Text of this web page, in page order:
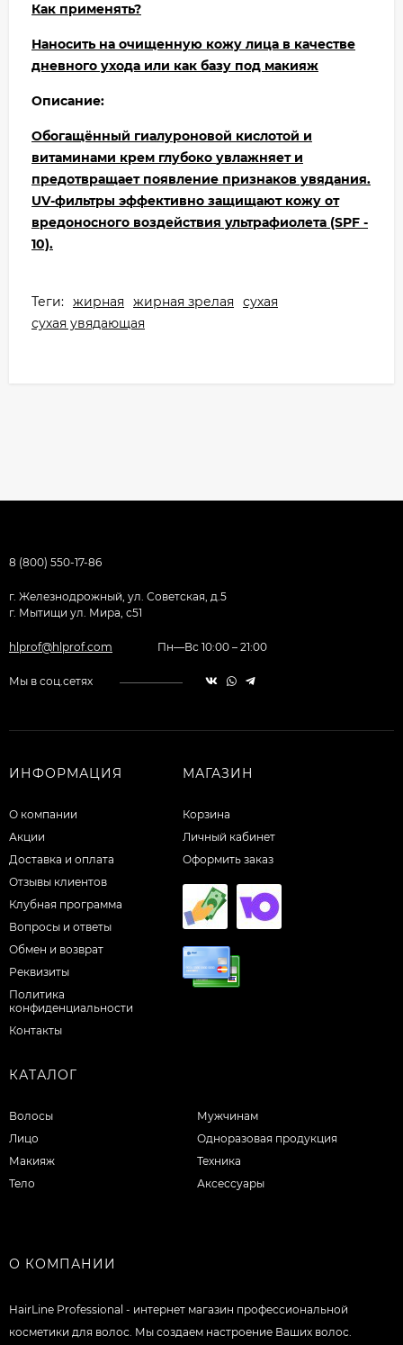
Как применять?
Наносить на очищенную кожу лица в качестве
дневного ухода или как базу под макияж
Описание:
Обогащённый гиалуроновой кислотой и
витаминами крем глубоко увлажняет и
предотвращает появление признаков увядания.
UV-фильтры эффективно защищают кожу от
вредоносного воздействия ультрафиолета (SPF -
10).
Теги: жирная жирная зрелая
сухая
сухая увядающая
8 (800) 550-17-86
г. Железнодрожный, ул. Советская, д.5
г. Мытищи ул. Мира, с51
hlprof@hlprof.com Пн—Вс 10:00 – 21:00
Мы в соц.сетях
ИНФОРМАЦИЯ
О компании
Акции
Доставка и оплата
Отзывы клиентов
Клубная программа
Вопросы и ответы
Обмен и возврат
Реквизиты
Политика
конфиденциальности
Контакты
МАГАЗИН
Корзина
Личный кабинет
Оформить заказ
КАТАЛОГ
Волосы
Лицо
Макияж
Тело
Мужчинам
Одноразовая продукция
Техника
Аксессуары
О КОМПАНИИ
HairLine Professional - интернет магазин профессиональной
косметики для волос. Мы создаем настроение Ваших волос.